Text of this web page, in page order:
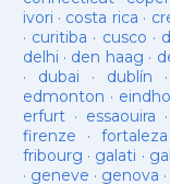
ivori · costa rica ·
· curitiba · cusco ·
delhi · den haag ·
· dubai · dublín ·
edmonton ·
erfurt· essaouira ·
firenze ·fortaleza
fribourg · galati ·
· geneve · genova ·